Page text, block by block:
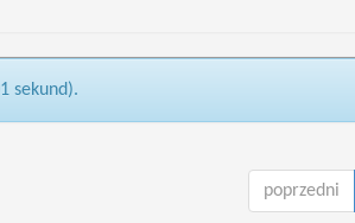
sekund).
poprzedni